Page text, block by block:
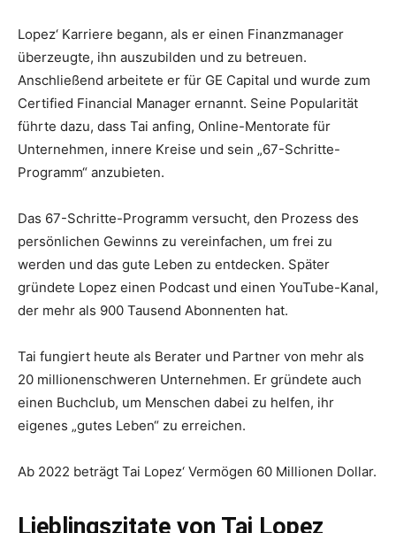
Lopez‘ Karriere begann, als er einen Finanzmanager
überzeugte, ihn auszubilden und zu betreuen.
Anschließend arbeitete er für GE Capital und wurde zum
Certified Financial Manager ernannt. Seine Popularität
führte dazu, dass Tai anfing, Online-Mentorate für
Unternehmen, innere Kreise und sein „67-Schritte-
Programm“ anzubieten.
Das 67-Schritte-Programm versucht, den Prozess des
persönlichen Gewinns zu vereinfachen, um frei zu
werden und das gute Leben zu entdecken. Später
gründete Lopez einen Podcast und einen YouTube-Kanal,
der mehr als 900 Tausend Abonnenten hat.
Tai fungiert heute als Berater und Partner von mehr als
20 millionenschweren Unternehmen. Er gründete auch
einen Buchclub, um Menschen dabei zu helfen, ihr
eigenes „gutes Leben“ zu erreichen.
Ab 2022 beträgt Tai Lopez‘ Vermögen 60 Millionen Dollar.
Lieblingszitate von Tai Lopez